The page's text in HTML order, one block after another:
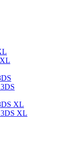
XL
XL